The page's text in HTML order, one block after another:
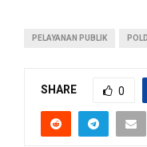
PELAYANAN PUBLIK
SHARE 0